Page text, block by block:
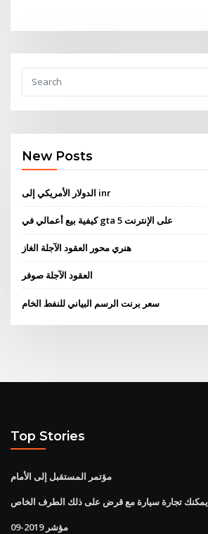
New Posts
الدولار الأمريكي إلى inr
كيفية بيع أعمالي في gta 5 على الإنترنت
هنري محور العقود الآجلة الغاز
العقود الآجلة صوفر
سعر برنت الرسم البياني للنفط الخام
Top Stories
مؤتمر المستقبل إلى الأمام
يمكنك تجارة سيارة مع قرض على ذلك الطرف الخاص
مؤشر 2019-09